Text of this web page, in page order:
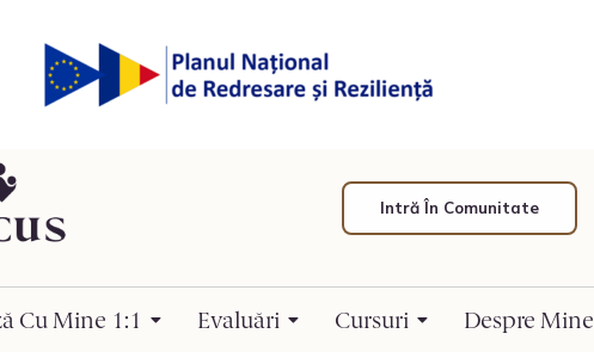
Intră În Comunitate
Cu Mine 1:1 Evaluări Cursuri Despre Mine